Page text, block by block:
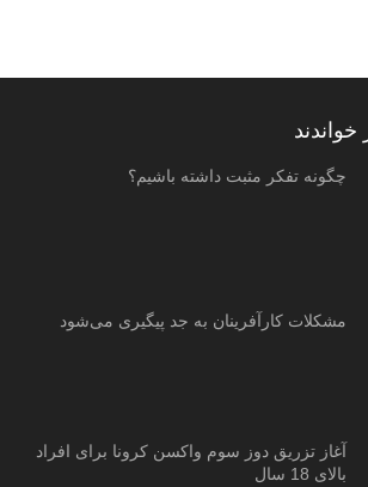
چگونه تفکر مثبت داشته باشیم؟
مشکلات کارآفرینان به جد پیگیری می‌شود
آغاز تزریق دوز سوم واکسن کرونا برای افراد
بالای 18 سال